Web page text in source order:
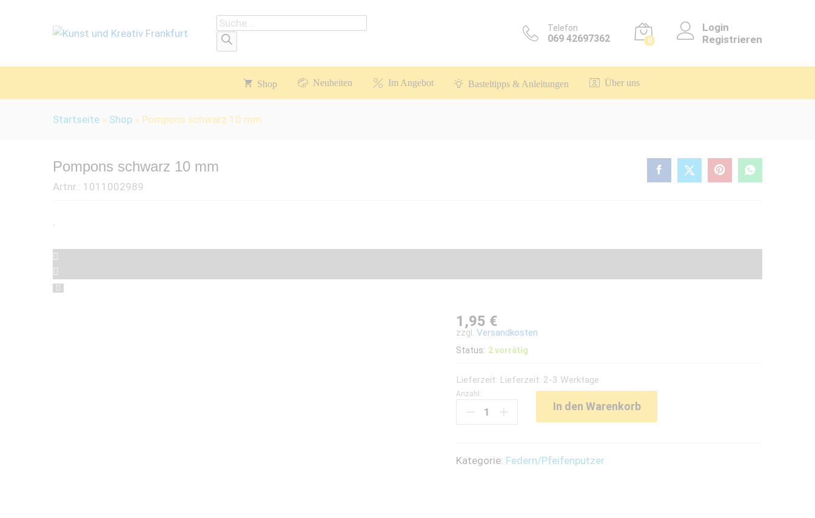
Products
search
Telefon
069 42697362 0
Login
Registrieren
Shop Neuheiten Im Angebot Basteltipps & Anleitungen Über uns
Startseite » Shop » Pompons schwarz 10 mm
Pompons schwarz 10 mm
Artnr.: 1011002989
1,95 €
zzgl. Versandkosten
Status: 2 vorrätig
Lieferzeit: Lieferzeit: 2-3 Werktage
Pompons
schwarz
quantity
Anzahl:
In den Warenkorb
Kategorie: Federn/Pfeifenputzer